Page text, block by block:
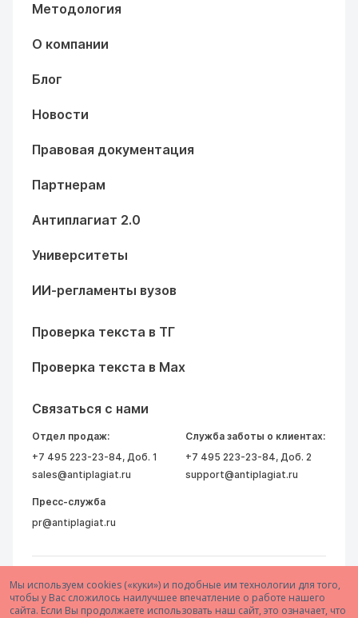
Мы используем cookies («куки») и подобные им технологии для того,
чтобы у Вас сложилось наилучшее впечатление о работе нашего
сайта. Если Вы продолжаете использовать наш сайт, это означает, что
Методология
О компании
Блог
Новости
Правовая документация
Партнерам
Антиплагиат 2.0
Университеты
ИИ-регламенты вузов
Проверка текста в ТГ
Проверка текста в Max
Связаться с нами
Отдел продаж:
+7 495 223-23-84, Доб. 1
sales@antiplagiat.ru
Служба заботы о клиентах:
+7 495 223-23-84, Доб. 2
support@antiplagiat.ru
Пресс-служба
pr@antiplagiat.ru